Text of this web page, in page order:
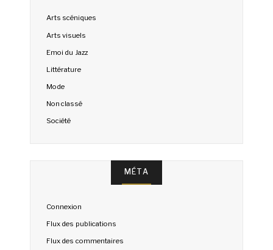
Arts scéniques
Arts visuels
Emoi du Jazz
Littérature
Mode
Non classé
Société
MÉTA
Connexion
Flux des publications
Flux des commentaires